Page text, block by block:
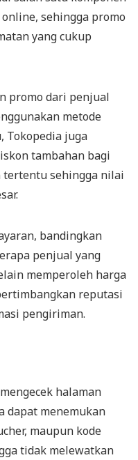
sehingga promo
yang cukup
promo dari penjual
metode
Tokopedia juga
tambahan bagi
tertentu sehingga nilai
bandingkan
penjual yang
memperoleh harga
reputasi
pengiriman.
halaman
dapat menemukan
maupun kode
tidak melewatkan